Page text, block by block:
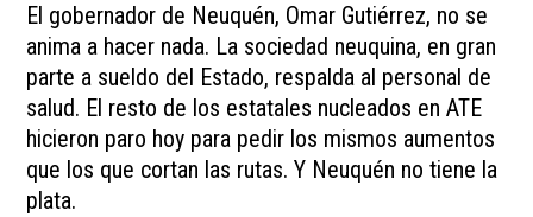
El gobernador de Neuquén, Omar Gutiérrez, no se
anima a hacer nada. La sociedad neuquina, en gran
parte a sueldo del Estado, respalda al personal de
salud. El resto de los estatales nucleados en ATE
hicieron paro hoy para pedir los mismos aumentos
que los que cortan las rutas. Y Neuquén no tiene la
plata.